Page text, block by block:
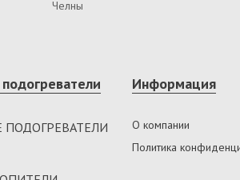
Челны
Информация
О компании
Политика